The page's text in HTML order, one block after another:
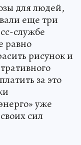
для людей,
еще три
службе
равно
рисунок и
за это
уже
сил